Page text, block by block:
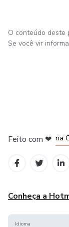
O conteúdo deste
Se você vir
Feito com ❤ na
Conheça a
Idioma